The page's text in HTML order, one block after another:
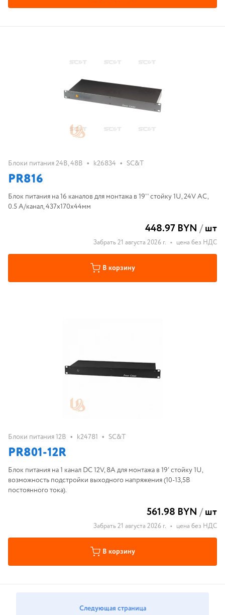
Блоки питания 24В, 48В • k26834 • SC&T
PR816
Блок питания на 16 каналов для монтажа в 19'' стойку 1U, 24V AC,
0.5 A/канал, 437x170x44мм
448.97 BYN /шт
Забрать 21 августа 2026 г. • цена без НДС
В корзину
Блоки питания 12В • k24781 • SC&T
PR801-12R
Блок питания на 1 канал DC 12V, 8A для монтажа в 19' стойку 1U,
возможность подстройки выходного напряжения (10-13,5В
постоянного тока).
561.98 BYN /шт
Забрать 21 августа 2026 г. • цена без НДС
В корзину
Следующая страница